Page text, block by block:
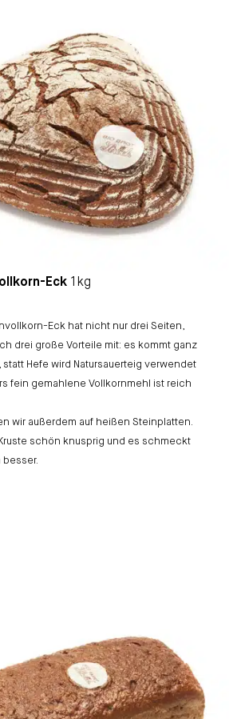
Eck 1kg
Eck hat nicht nur drei Seiten,
drei große Vorteile mit: es kommt ganz
statt Hefe wird Natursauerteig verwendet
fein gemahlene Vollkornmehl ist reich
wir außerdem auf heißen Steinplatten.
schön knusprig und es schmeckt
besser.